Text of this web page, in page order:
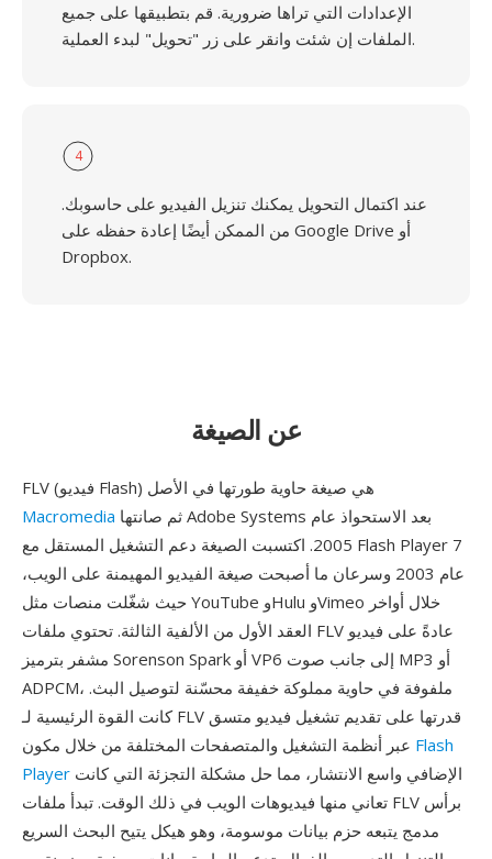
الإعدادات التي تراها ضرورية. قم بتطبيقها على جميع
الملفات إن شئت وانقر على زر "تحويل" لبدء العملية.
4
عند اكتمال التحويل يمكنك تنزيل الفيديو على حاسوبك.
من الممكن أيضًا إعادة حفظه على Google Drive أو
Dropbox.
عن الصيغة
FLV (فيديو Flash) هي صيغة حاوية طورتها في الأصل
Macromedia
2005. اكتسبت الصيغة دعم التشغيل المستقل مع Flash Player 7
عام 2003 وسرعان ما أصبحت صيغة الفيديو المهيمنة على الويب،
حيث شغّلت منصات مثل YouTube وHulu وVimeo خلال أواخر
العقد الأول من الألفية الثالثة. تحتوي ملفات FLV عادةً على فيديو
مشفر بترميز Sorenson Spark أو VP6 إلى جانب صوت MP3 أو
ADPCM، ملفوفة في حاوية مملوكة خفيفة محسّنة لتوصيل البث.
كانت القوة الرئيسية لـ FLV قدرتها على تقديم تشغيل فيديو متسق
Flash
Player
تعاني منها فيديوهات الويب في ذلك الوقت. تبدأ ملفات FLV برأس
مدمج يتبعه حزم بيانات موسومة، وهو هيكل يتيح البحث السريع